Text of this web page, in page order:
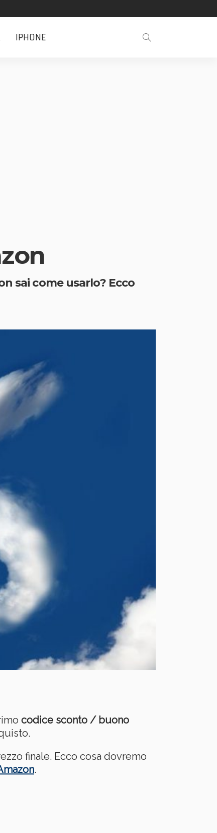
IPHONE
sai come usarlo? Ecco
codice sconto / buono
finale. Ecco cosa dovremo
.